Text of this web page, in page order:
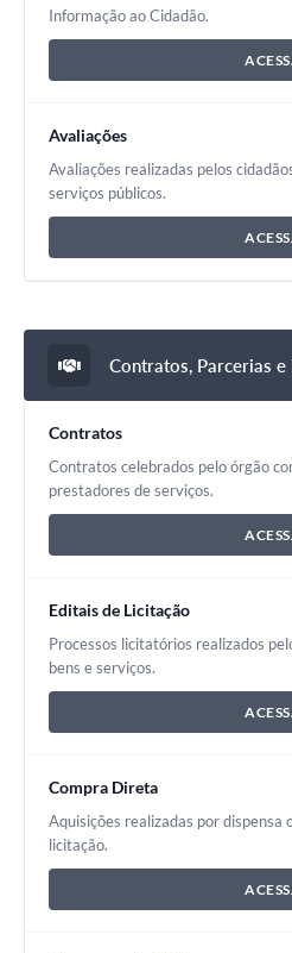
Informação ao Cidadão.
Avaliações
Avaliações realizadas pelos
serviços públicos.
Contratos, Parcerias e
Contratos
Contratos celebrados pelo órgão
prestadores de serviços.
Editais de Licitação
Processos licitatórios realizados
bens e serviços.
Compra Direta
Aquisições realizadas por dispensa
licitação.